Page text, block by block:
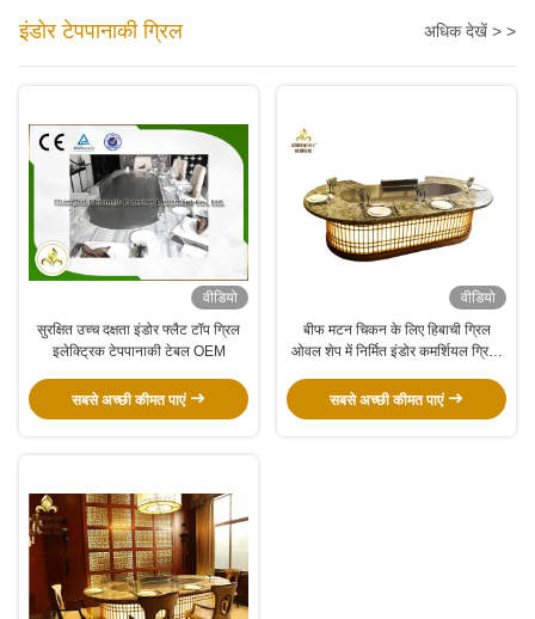
इंडोर टेपपानाकी ग्रिल अधिक देखें > >
वीडियो
सुरक्षित उच्च दक्षता इंडोर फ्लैट टॉप ग्रिल
इलेक्ट्रिक टेपपानाकी टेबल OEM
सबसे अच्छी कीमत पाएं
वीडियो
बीफ मटन चिकन के लिए हिबाची ग्रिल
ओवल शेप में निर्मित इंडोर कमर्शियल ग्रिल्ड
सबसे अच्छी कीमत पाएं